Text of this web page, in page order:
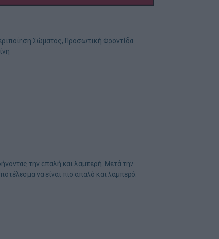
Σώματος, Προσωπική Φροντίδα
την απαλή και λαμπερή. Μετά την
να είναι πιο απαλό και λαμπερό.